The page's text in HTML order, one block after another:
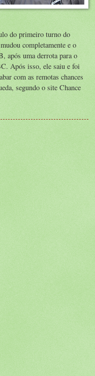
do primeiro turno do
completamente e o
após uma derrota para o
Após isso, ele saiu e foi
com as remotas chances
segundo o site Chance